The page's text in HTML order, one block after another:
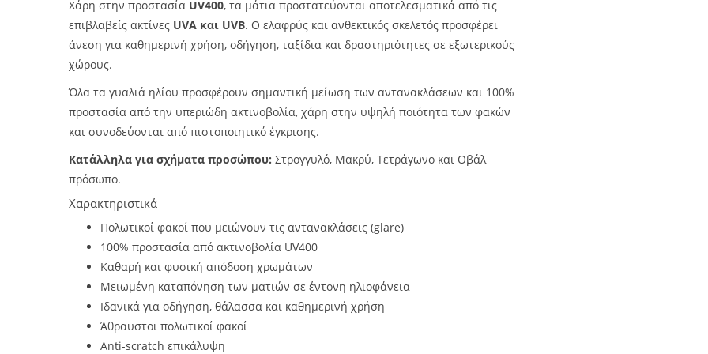
Χάρη στην προστασία UV400, τα μάτια προστατεύονται αποτελεσματικά από τις
επιβλαβείς ακτίνες UVA και UVB. Ο ελαφρύς και ανθεκτικός σκελετός προσφέρει
άνεση για καθημερινή χρήση, οδήγηση, ταξίδια και δραστηριότητες σε εξωτερικούς
χώρους.
Όλα τα γυαλιά ηλίου προσφέρουν σημαντική μείωση των αντανακλάσεων και 100%
προστασία από την υπεριώδη ακτινοβολία, χάρη στην υψηλή ποιότητα των φακών
και συνοδεύονται από πιστοποιητικό έγκρισης.
Κατάλληλα για σχήματα προσώπου: Στρογγυλό, Μακρύ, Τετράγωνο και Οβάλ
πρόσωπο.
Χαρακτηριστικά
Πολωτικοί φακοί που μειώνουν τις αντανακλάσεις (glare)
100% προστασία από ακτινοβολία UV400
Καθαρή και φυσική απόδοση χρωμάτων
Μειωμένη καταπόνηση των ματιών σε έντονη ηλιοφάνεια
Ιδανικά για οδήγηση, θάλασσα και καθημερινή χρήση
Άθραυστοι πολωτικοί φακοί
Anti-scratch επικάλυψη